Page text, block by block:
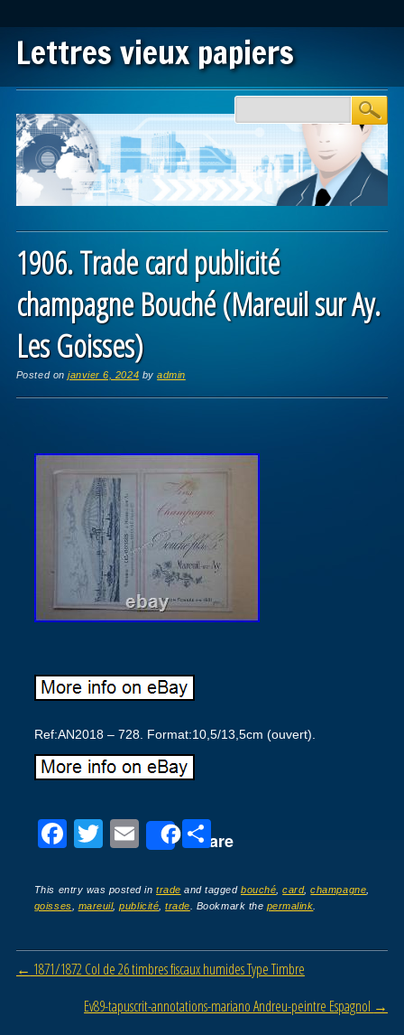
Lettres vieux papiers
Main menu
1906. Trade card publicité
champagne Bouché (Mareuil sur Ay.
Les Goisses)
Posted onjanvier 6, 2024 byadmin
Ref:AN2018 – 728. Format:10,5/13,5cm (ouvert).
F
c
e
b
o
T
tt
er
E
ail
Share
P
ta
g
er
This entry was posted intrade and tagged bouché ,card,champagne
goisses
mareuil,publicité ,trade . Bookmark the permalink
Post navigation
← 1871/1872 Col de 26 timbres fiscaux humides Type Timbre
Ev89-tapuscrit-annotations-mariano Andreu-peintre Espagnol →